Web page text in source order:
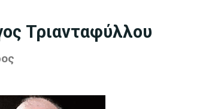
Τριανταφύλλου